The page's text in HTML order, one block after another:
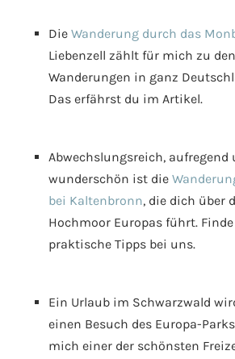
Die Wanderung durch das
Liebenzell zählt für mich zu
Wanderungen in ganz
Das erfährst du im Artikel.
Abwechslungsreich, aufregend
wunderschön ist die
bei Kaltenbronn, die dich über
Hochmoor Europas führt.
praktische Tipps bei uns.
Ein Urlaub im Schwarzwald
einen Besuch des Europa-
mich einer der schönsten